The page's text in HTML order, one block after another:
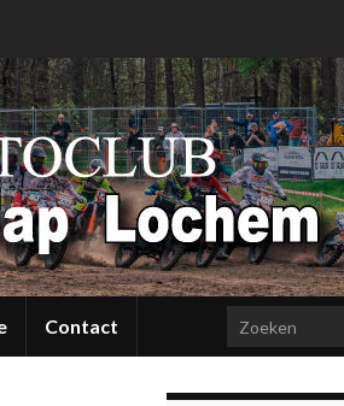
Contact Search for: